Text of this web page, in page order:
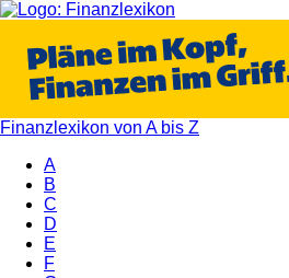
Finanzlexikon von A bis Z
A
B
C
D
E
F